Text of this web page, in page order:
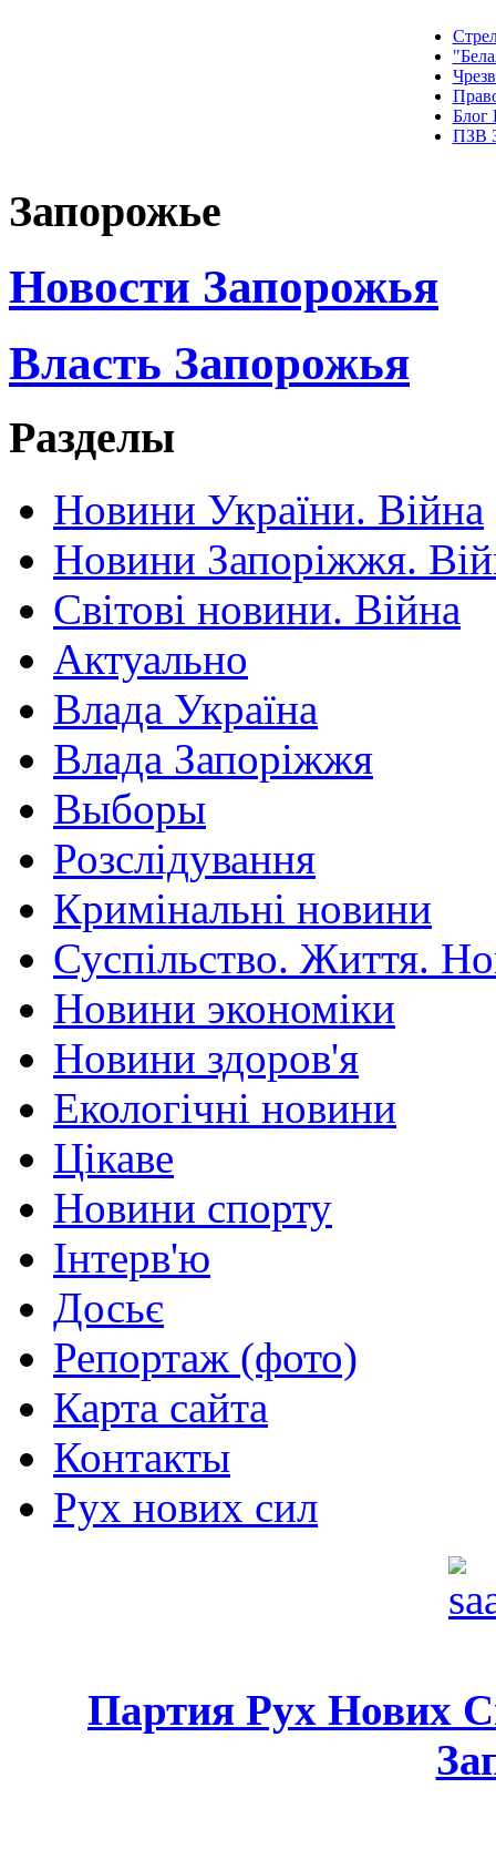
Блог
ПЗВ
Запорожье
Новости Запорожья
Власть Запорожья
Разделы
Новини України. Війна
Новини Запоріжжя.
Світові новини. Війна
Актуально
Влада Україна
Влада Запоріжжя
Выборы
Розслідування
Кримінальні новини
Суспільство. Життя.
Новини экономіки
Новини здоров'я
Екологічні новини
Цікаве
Новини спорту
Інтерв'ю
Досьє
Репортаж (фото)
Карта сайта
Контакты
Рух нових сил
Партия Рух Нових